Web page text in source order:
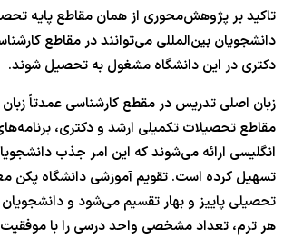
تاکید بر پژوهش‌محوری از همان مقاطع پایه
دانشجویان بین‌المللی می‌توانند در مقاطع
دکتری در این دانشگاه مشغول به تحصیل شوند.
زبان اصلی تدریس در مقطع کارشناسی عمدتاً
مقاطع تحصیلات تکمیلی ارشد و دکتری،
انگلیسی ارائه می‌شوند که این امر جذب
تسهیل کرده است. تقویم آموزشی دانشگاه پکن
تحصیلی پاییز و بهار تقسیم می‌شود و
هر ترم، تعداد مشخصی واحد درسی را با